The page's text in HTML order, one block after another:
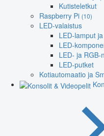
Kutisteletkut
Raspberry Pi (10)
LED-valaistus
LED-lamput
LED-
LED- ja RGB-
LED-putket
Kotiautomaatio ja